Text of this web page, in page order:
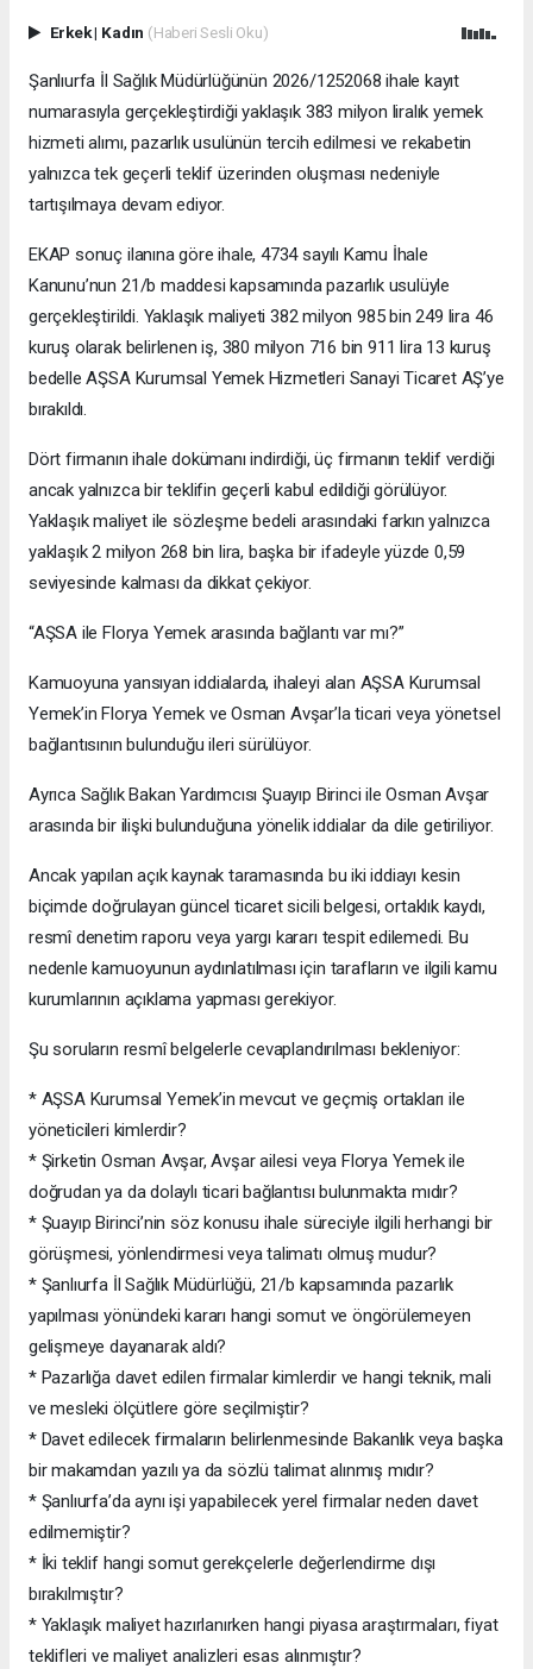
Erkek| Kadın (Haberi Sesli Oku)
Şanlıurfa İl Sağlık Müdürlüğünün 2026/1252068 ihale kayıt
numarasıyla gerçekleştirdiği yaklaşık 383 milyon liralık yemek
hizmeti alımı, pazarlık usulünün tercih edilmesi ve rekabetin
yalnızca tek geçerli teklif üzerinden oluşması nedeniyle
tartışılmaya devam ediyor.
EKAP sonuç ilanına göre ihale, 4734 sayılı Kamu İhale
Kanunu’nun 21/b maddesi kapsamında pazarlık usulüyle
gerçekleştirildi. Yaklaşık maliyeti 382 milyon 985 bin 249 lira 46
kuruş olarak belirlenen iş, 380 milyon 716 bin 911 lira 13 kuruş
bedelle AŞSA Kurumsal Yemek Hizmetleri Sanayi Ticaret AŞ’ye
bırakıldı.
Dört firmanın ihale dokümanı indirdiği, üç firmanın teklif verdiği
ancak yalnızca bir teklifin geçerli kabul edildiği görülüyor.
Yaklaşık maliyet ile sözleşme bedeli arasındaki farkın yalnızca
yaklaşık 2 milyon 268 bin lira, başka bir ifadeyle yüzde 0,59
seviyesinde kalması da dikkat çekiyor.
“AŞSA ile Florya Yemek arasında bağlantı var mı?”
Kamuoyuna yansıyan iddialarda, ihaleyi alan AŞSA Kurumsal
Yemek’in Florya Yemek ve Osman Avşar’la ticari veya yönetsel
bağlantısının bulunduğu ileri sürülüyor.
Ayrıca Sağlık Bakan Yardımcısı Şuayıp Birinci ile Osman Avşar
arasında bir ilişki bulunduğuna yönelik iddialar da dile getiriliyor.
Ancak yapılan açık kaynak taramasında bu iki iddiayı kesin
biçimde doğrulayan güncel ticaret sicili belgesi, ortaklık kaydı,
resmî denetim raporu veya yargı kararı tespit edilemedi. Bu
nedenle kamuoyunun aydınlatılması için tarafların ve ilgili kamu
kurumlarının açıklama yapması gerekiyor.
Şu soruların resmî belgelerle cevaplandırılması bekleniyor:
* AŞSA Kurumsal Yemek’in mevcut ve geçmiş ortakları ile
yöneticileri kimlerdir?
* Şirketin Osman Avşar, Avşar ailesi veya Florya Yemek ile
doğrudan ya da dolaylı ticari bağlantısı bulunmakta mıdır?
* Şuayıp Birinci’nin söz konusu ihale süreciyle ilgili herhangi bir
görüşmesi, yönlendirmesi veya talimatı olmuş mudur?
* Şanlıurfa İl Sağlık Müdürlüğü, 21/b kapsamında pazarlık
yapılması yönündeki kararı hangi somut ve öngörülemeyen
gelişmeye dayanarak aldı?
* Pazarlığa davet edilen firmalar kimlerdir ve hangi teknik, mali
ve mesleki ölçütlere göre seçilmiştir?
* Davet edilecek firmaların belirlenmesinde Bakanlık veya başka
bir makamdan yazılı ya da sözlü talimat alınmış mıdır?
* Şanlıurfa’da aynı işi yapabilecek yerel firmalar neden davet
edilmemiştir?
* İki teklif hangi somut gerekçelerle değerlendirme dışı
bırakılmıştır?
* Yaklaşık maliyet hazırlanırken hangi piyasa araştırmaları, fiyat
teklifleri ve maliyet analizleri esas alınmıştır?